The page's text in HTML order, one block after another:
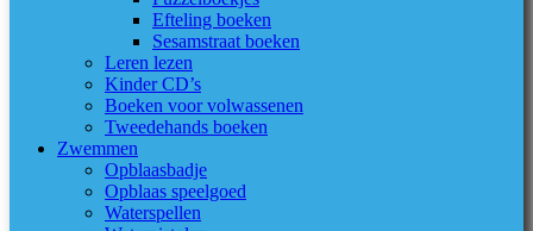
Efteling boeken
Sesamstraat boeken
Leren lezen
Kinder CD’s
Boeken voor volwassenen
Tweedehands boeken
Zwemmen
Opblaasbadje
Opblaas speelgoed
Waterspellen